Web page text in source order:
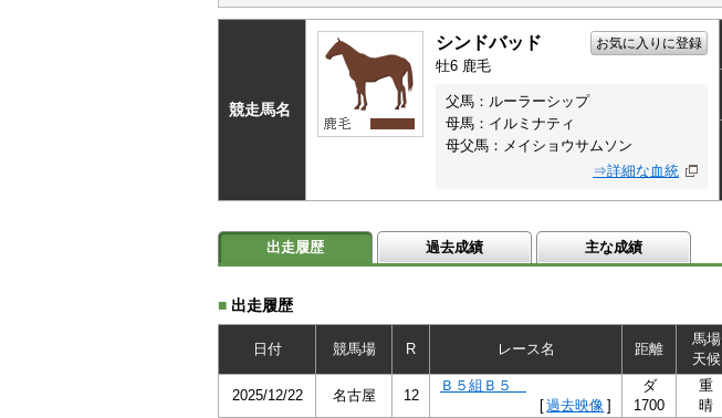
競走馬名
シンドバッド お気に入りに登録
牡6 鹿毛
父馬：ルーラーシップ
母馬：イルミナティ
母父馬：メイショウサムソン
⇒詳細な血統
出走履歴 過去成績 主な成績
■ 出走履歴
日付 競馬場 R レース名 距離
馬場
天候
2025/12/22 名古屋 12
Ｂ５組Ｂ５
[過去映像 ]
ダ
1700
重
晴